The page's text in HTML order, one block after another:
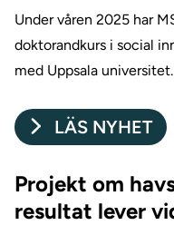
Under våren 2025 har
doktorandkurs i social
med Uppsala
LÄS NYHET
Projekt om
resultat lever